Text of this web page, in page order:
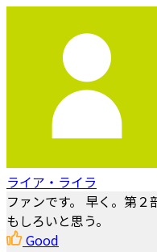
ライア・ライラ
ファンです。 早く。第
もしろいと思う。
Good